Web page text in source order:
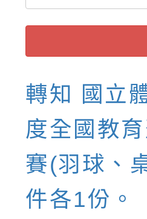
轉知 國立
度全國教
賽(羽球、
件各1份。